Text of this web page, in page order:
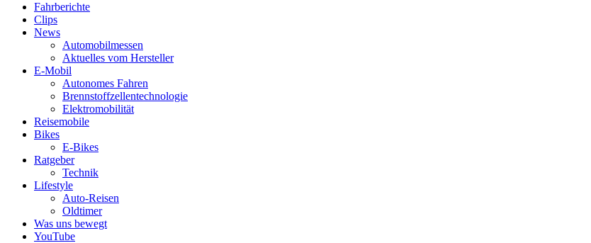
Fahrberichte
Clips
News
Automobilmessen
Aktuelles vom Hersteller
E-Mobil
Autonomes Fahren
Brennstoffzellentechnologie
Elektromobilität
Reisemobile
Bikes
E-Bikes
Ratgeber
Technik
Lifestyle
Auto-Reisen
Oldtimer
Was uns bewegt
YouTube